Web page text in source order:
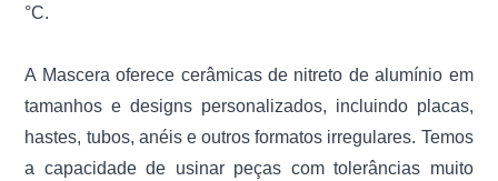
°C.
A Mascera oferece cerâmicas de nitreto de alumínio em
tamanhos e designs personalizados, incluindo placas,
hastes, tubos, anéis e outros formatos irregulares. Temos
a capacidade de usinar peças com tolerâncias muito